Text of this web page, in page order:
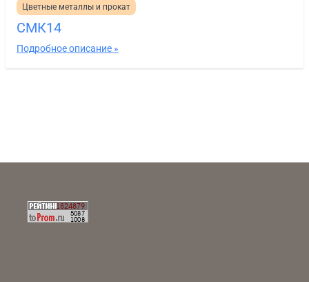
Цветные металлы и прокат
СМК14
Подробное описание »